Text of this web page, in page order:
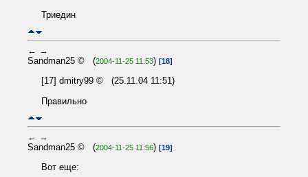
Триедин
← →
Sandman25 © (2004-11-25 11:53) [18]
[17] dmitry99 © (25.11.04 11:51)
Правильно
← →
Sandman25 © (2004-11-25 11:56) [19]
Вот еще: